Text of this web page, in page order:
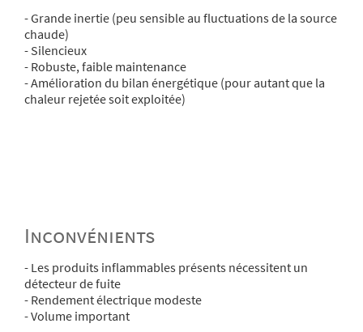
- Grande inertie (peu sensible au fluctuations de la source
chaude)
- Silencieux
- Robuste, faible maintenance
- Amélioration du bilan énergétique (pour autant que la
chaleur rejetée soit exploitée)
Inconvénients
- Les produits inflammables présents nécessitent un
détecteur de fuite
- Rendement électrique modeste
- Volume important